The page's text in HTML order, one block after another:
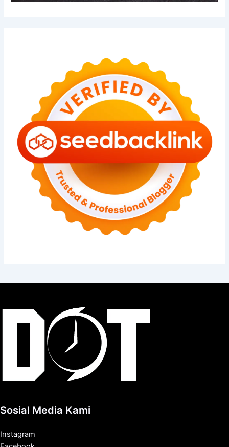
Sosial Media Kami
Instagram